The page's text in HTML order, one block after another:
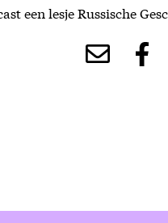
een lesje Russische